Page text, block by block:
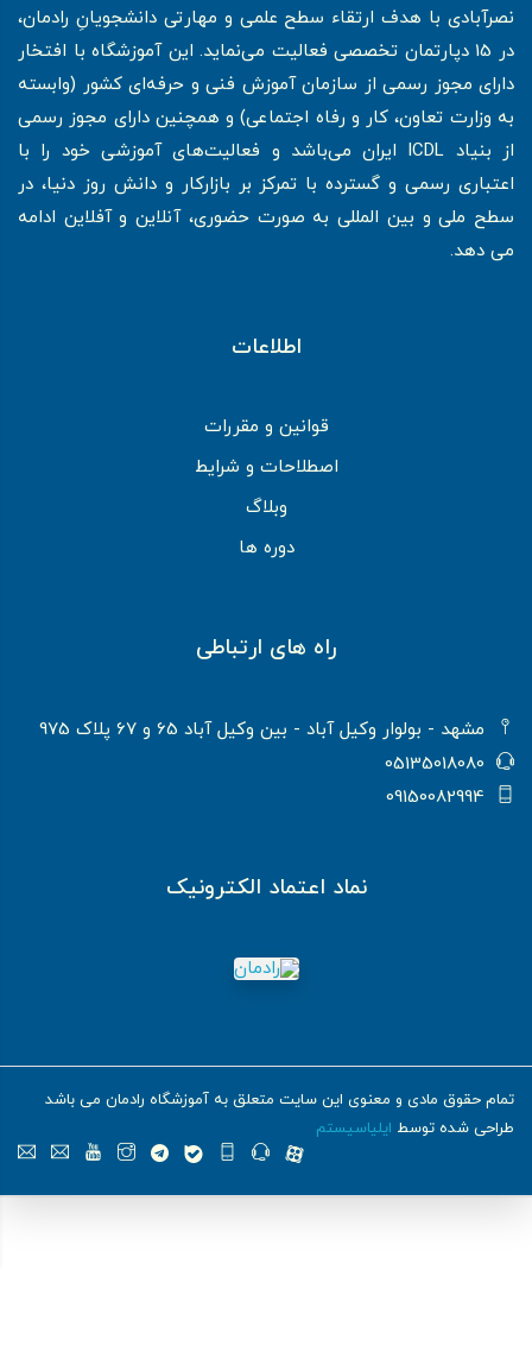
نصرآبادی با هدف ارتقاء سطح علمی و مهارتی دانشجویانِ رادمان،
در 15 دپارتمان تخصصی فعالیت می‌نماید. این آموزشگاه با افتخار
دارای مجوز رسمی از سازمان آموزش فنی و حرفه‌ای کشور (وابسته
به وزارت تعاون، کار و رفاه اجتماعی) و همچنین دارای مجوز رسمی
از بنیاد ICDL ایران می‌باشد و فعالیت‌های آموزشی خود را با
اعتباری رسمی و گسترده با تمرکز بر بازارکار و دانش روز دنیا، در
سطح ملی و بین المللی به صورت حضوری، آنلاین و آفلاین ادامه
می دهد.
اطلاعات
قوانین و مقررات
اصطلاحات و شرایط
وبلاگ
دوره ها
راه های ارتباطی
مشهد - بولوار وکیل آباد - بین وکیل آباد 65 و 67 پلاک 975
05135018080
09150082994
نماد اعتماد الکترونیک
تمام حقوق مادی و معنوی این سایت متعلق به آموزشگاه رادمان می باشد
طراحی شده توسط ایلیاسیستم